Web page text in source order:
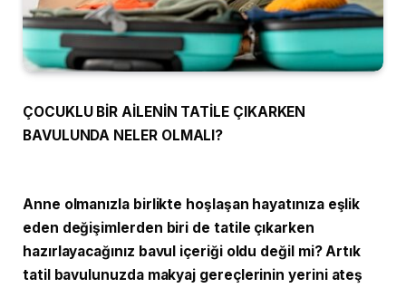
ÇOCUKLU BİR AİLENİN TATİLE ÇIKARKEN
BAVULUNDA NELER OLMALI?
Anne olmanızla birlikte hoşlaşan hayatınıza eşlik
eden değişimlerden biri de tatile çıkarken
hazırlayacağınız bavul içeriği oldu değil mi? Artık
tatil bavulunuzda makyaj gereçlerinin yerini ateş